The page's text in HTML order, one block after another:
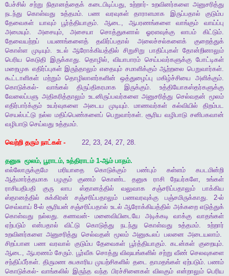
பேச்சில் சற்று நிதானத்தைக் கடைபிடிப்பது, உற்றார்- உறவினர்களை அனுசரித்து
நடந்து
கொள்வது உத்தமம்.பண வரவுகள் தாராளமாக இருப்பதால்
குடும்ப
தேவைகள்
யாவும் பூர்த்தியாகும்.ஆடை, ஆபரணங்களை வாங்கும்
வாய்ப்பு
அமையும். அசையும்,அசையா சொத்துகளால் ஓரளவுக்கு லாபம் கிட்டும்.
தேவையற்றப்
பயணங்களைத் தவிர்ப்பதால் அலைச்சல்களைக்
குறைத்துக்
கொள்ள முடியும். உடல் ஆரோக்கியத்தில் சிறுசிறு பாதிப்புகள் தோன்றினாலும்
பெரிய கெடுதி இருக்காது. தொழில்,வியாபாரம் செய்பவர்களுக்கு போட்டிகள்
மறைமுக எதிர்ப்புகள் இருந்தாலும் எதையும் சமாளிக்கும் ஆற்றலை பெறுவார்கள்.
கூட்டாளிகள் மற்றும் தொழிலாளர்களின் ஒத்துழைப்பு மகிழ்ச்சியை அளிக்கும்.
கொடுக்கல்- வாங்கல் திருப்திகரமாக இருக்கும். உத்தியோகஸ்தர்களுக்கு
வேலைப்பளு அதிகரித்தாலும் உடனிருப்பவர்களை அனுசரித்து செல்வதன் மூலம்
எதிர்பார்க்கும்
உயர்வுகளை அடைய முடியும்.மாணவர்கள் கல்வியில்
திறம்பட
செயல்பட்டு நல்ல மதிப்பெண்களைப் பெறுவார்கள்.சூரிய வழிபாடு சனிபகவான்
வழிபாடு செய்வது உத்தமம்.
வெற்றி தரும் நாட்கள்- 22, 23, 24, 27, 28.
தனுசு மூலம், பூராடம், உத்திராடம்1-ஆம் பாதம்.
எல்லோருக்குமே
மரியாதை கொடுக்கும் பண்பும் கள்ளம்
கபடமின்றி
ஆத்மார்த்தமாக
பழகும் குணம் கொண்ட தனுசு ராசி நேயர்களே,உங்கள்
ராசியதிபதி
குரு லாப ஸ்தானத்தில் வலுவாக சஞ்சரிப்பதாலும்
பாக்கிய
ஸ்தானத்தில்
சுக்கிரன் சஞ்சரிப்பதாலும் பணவரவுக்கு பஞ்சமிருக்காது. 2-ல்
செவ்வாய் 8-ல் சூரியன் சஞ்சரிப்பதால் உடல் ஆரோக்கியத்தில் அக்கறை எடுத்துக்
கொள்வது
நல்லது.கணவன்-மனைவியிடையே அடிக்கடி வாக்கு
வாதங்கள்
ஏற்படும்
என்பதால் விட்டு கொடுத்து நடந்து கொள்வது உத்தமம்.உற்றார்
உறவினர்களை அனுசரித்து செல்வதன் மூலம் அனுகூலப் பலனை அடையலாம்.
சிறப்பான பண வரவால் குடும்ப தேவைகள் பூர்த்தியாகும்.கடன்கள் குறையும்.
ஆடை, ஆபரணம் சேரும். பூர்வீக சொத்து விஷயங்களில் சற்று வீண் செலவுகளை
சந்திப்பீர்கள்.திருமண சுபகாரிய முயற்சிகளில் தடை தாமதங்கள் ஏற்படும்.பணம்
கொடுக்கல்-வாங்கலில் இருந்த வந்த பிரச்சினைகள் விலகும் என்றாலும் பெரிய